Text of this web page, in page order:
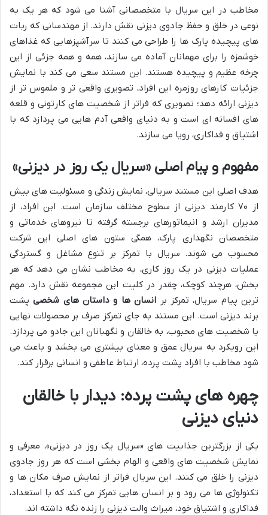
مخاطب در این سریال با متخصصانی آشنا می شود که هر یک به
نوعی در خلق و حفظ جادوی دیزنی نقش دارند. از مهندسانی که ربات
های پیچیده پارک ها را طراحی می کنند تا سرآشپزهایی که غذاهای
خوشمزه را برای مهمانان آماده می سازند، همه و همه جزئی از این
چرخه عظیم و پیچیده هستند. این مستند سعی می کند با نمایش
جزئیات کارهای روزمره این افراد، تصویری واقعی تر و ملموس تر از
دیزنی ارائه دهد؛ تصویری که فراتر از شخصیت های کارتونی و قلعه
های افسانه ای است و به دنیای واقعی آدم هایی می پردازد که با
اشتیاق و فداکاری، رویا می سازند.
مفهوم و پیام اصلی «سریال یک روز در دیزنی»
هدف اصلی این مستند سریالی، نمایش زندگی و مسئولیت های بیش
از ۷۰ کارمند دیزنی از سطوح مختلف سازمان است. این افراد، از
مدیران ارشد و انیماتورهای برجسته گرفته تا نیروهای خدماتی و
متخصصان نگهداری پارک، همگی ستون های اصلی این شرکت
محسوب می شوند. سریال با تمرکز بر تنوع مشاغل و گستردگی
عملیات دیزنی در یک روز کاری، به مخاطب نشان می دهد که هر
بخش، هرچند کوچک، چقدر در کلیت این مجموعه نقش دارد. مهم
ترین پیام سریال، تمرکز بر انسان ها و داستان های شخصیپشت
برند دیزنی است. این مستند به جای تمرکز صرف بر محصولات نهایی
یا شخصیت های محبوب، به خالقان و نگهبانان این جادو می پردازد.
این رویکرد به سریال عمق و معنای بیشتری می بخشد و باعث می
شود مخاطب با افراد پشت پرده، ارتباط عاطفی و انسانی برقرار کند.
چهره های پشت پرده: دیدار با خالقان
دنیای دیزنی
یکی از بزرگترین جذابیت های «سریال یک روز در دیزنی»، معرفی و
نمایش شخصیت های واقعی و الهام بخشی است که هر روز جادوی
دیزنی را خلق می کنند. این سریال فراتر از نمایش صرف مکان ها و
تکنولوژی ها می رود و بر انسان هایی تمرکز می کند که با استعداد،
فداکاری و اشتیاق خود، میراث والت دیزنی را زنده نگه داشته اند.